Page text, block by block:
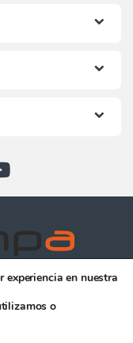
h.
en nuestra
o